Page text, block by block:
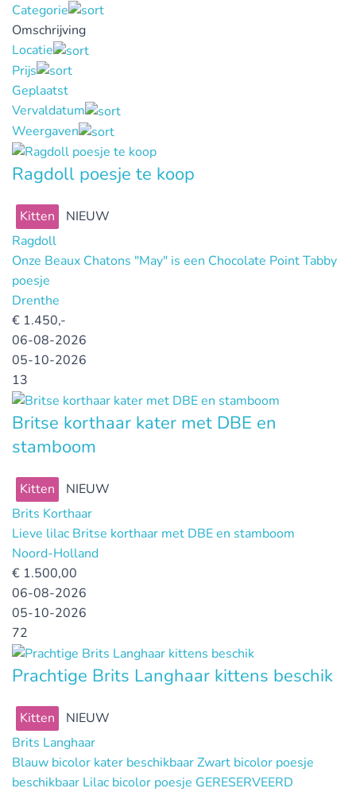
Categorie
Omschrijving
Locatie
Prijs
Geplaatst
Vervaldatum
Weergaven
Ragdoll poesje te koop
Kitten
NIEUW
Ragdoll
Onze Beaux Chatons "May" is een Chocolate Point Tabby
poesje
Drenthe
€ 1.450,-
06-08-2026
05-10-2026
13
Britse korthaar kater met DBE en
stamboom
Kitten
NIEUW
Brits Korthaar
Lieve lilac Britse korthaar met DBE en stamboom
Noord-Holland
€ 1.500,00
06-08-2026
05-10-2026
72
Prachtige Brits Langhaar kittens beschik
Kitten
NIEUW
Brits Langhaar
Blauw bicolor kater beschikbaar Zwart bicolor poesje
beschikbaar Lilac bicolor poesje GERESERVEERD